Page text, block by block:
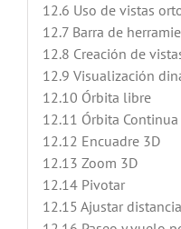
12.6 Uso de vistas
12.7 Barra de
12.8 Creación de
12.9 Visualización
12.10 Órbita libre
12.11 Órbita Continua
12.12 Encuadre 3D
12.13 Zoom 3D
12.14 Pivotar
12.15 Ajustar distancia